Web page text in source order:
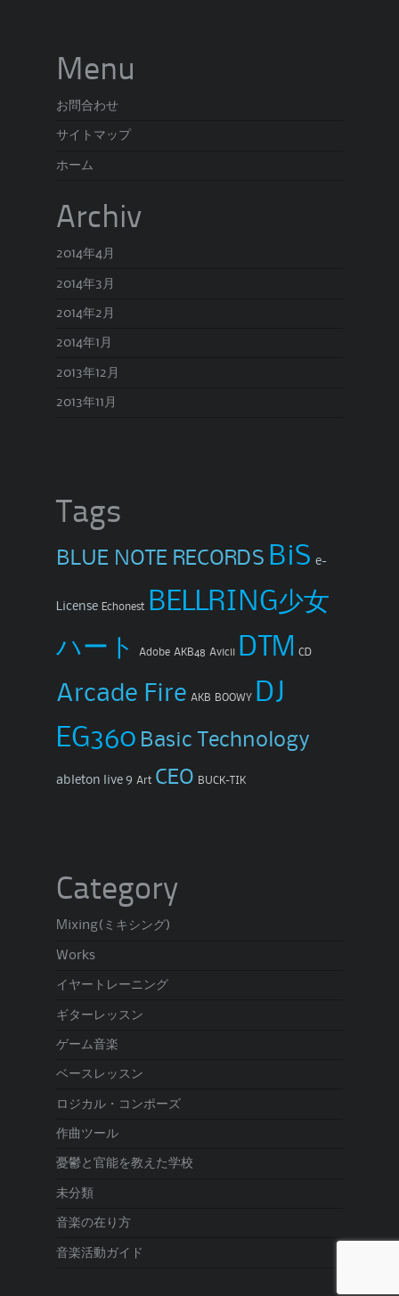
Menu
お問合わせ
サイトマップ
ホーム
Archiv
2014年4月
2014年3月
2014年2月
2014年1月
2013年12月
2013年11月
Tags
BLUE NOTE RECORDS BiS e-
License Echonest
BELLRING少女
ハート
Adobe AKB48 Avicii DTM CD
Arcade Fire AKB BOOWY
DJ
EG360 Basic Technology
ableton live 9 Art CEO BUCK-TIK
Category
Mixing(ミキシング)
Works
イヤートレーニング
ギターレッスン
ゲーム音楽
ベースレッスン
ロジカル・コンポーズ
作曲ツール
憂鬱と官能を教えた学校
未分類
音楽の在り方
音楽活動ガイド